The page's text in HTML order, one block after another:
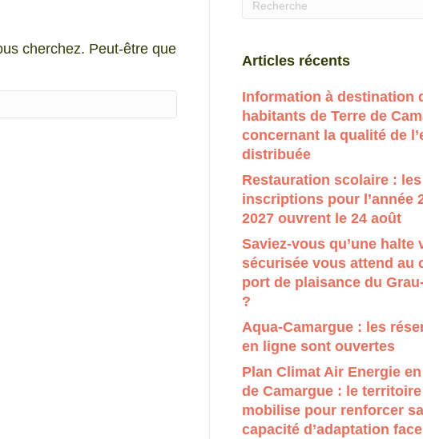
cherchez. Peut-être que
utilisez les flèches haut et bas pour évaluer entrer pour
Quand les résultats de
Articles récents
Information à destination
habitants de Terre de
concernant la qualité de
distribuée
Restauration scolaire : les
inscriptions pour l’année
2027 ouvrent le 24 août
Saviez-vous qu’une halte
sécurisée vous attend au
port de plaisance du
?
Aqua-Camargue : les
en ligne sont ouvertes
Plan Climat Air Energie
de Camargue : le
mobilise pour renforcer sa
capacité d’adaptation